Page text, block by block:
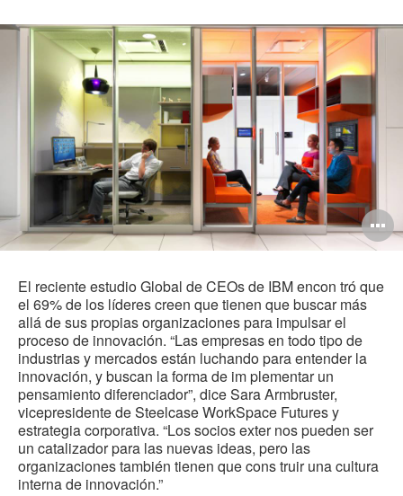
El reciente estudio Global de CEOs de IBM encon tró que
el 69% de los líderes creen que tienen que buscar más
allá de sus propias organizaciones para impulsar el
proceso de innovación. “Las empresas en todo tipo de
industrias y mercados están luchando para entender la
innovación, y buscan la forma de im plementar un
pensamiento diferenciador”, dice Sara Armbruster,
vicepresidente de Steelcase WorkSpace Futures y
estrategia corporativa. “Los socios exter nos pueden ser
un catalizador para las nuevas ideas, pero las
organizaciones también tienen que cons truir una cultura
interna de innovación.”